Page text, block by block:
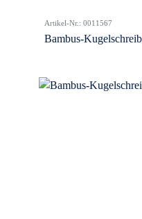
Artikel-Nr.: 0011567
Bambus-